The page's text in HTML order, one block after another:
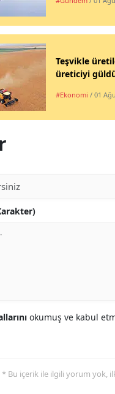
Teşvikle
üreticiyi
#Ekonomi / 01
okumuş ve kabul
* Bu içerik ile ilgili yorum yok,